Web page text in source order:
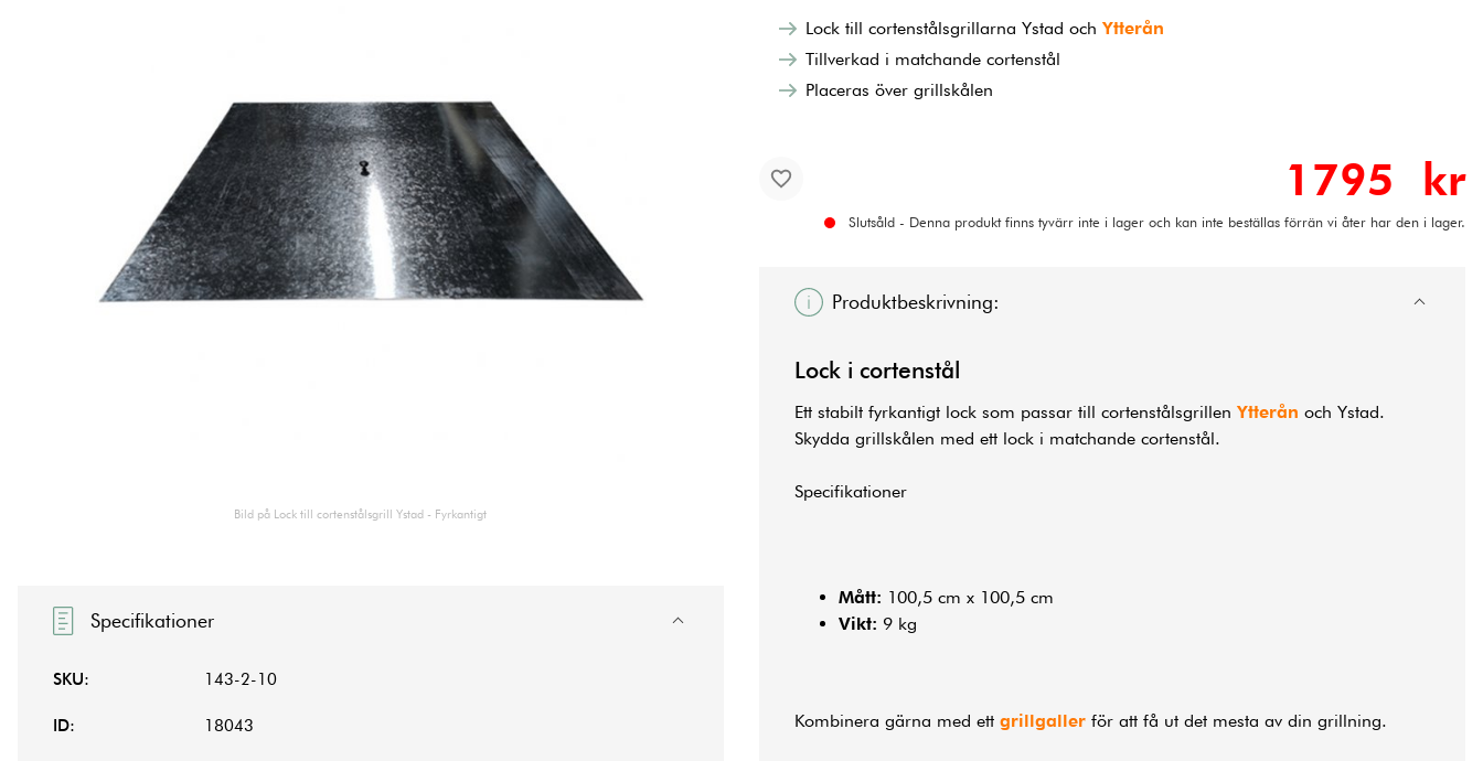
Bild på Lock till cortenstålsgrill Ystad - Fyrkantigt
Lock till cortenstålsgrillarna Ystad och Ytterån
Tillverkad i matchande cortenstål
Placeras över grillskålen
1795 kr
Slutsåld - Denna produkt finns tyvärr inte i lager och kan inte beställas förrän vi åter har den i lager.
Produktbeskrivning:
Lock i cortenstål
Ett stabilt fyrkantigt lock som passar till cortenstålsgrillen Ytterån och Ystad.
Skydda grillskålen med ett lock i matchande cortenstål.
Specifikationer
Mått: 100,5 cm x 100,5 cm
Vikt: 9 kg
Kombinera gärna med ett grillgaller för att få ut det mesta av din grillning.
Specifikationer
SKU: 143-2-10
ID: 18043